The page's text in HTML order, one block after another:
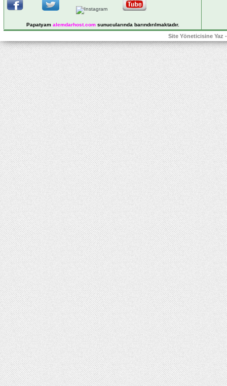
Papatyam alemdarhost.comsunucularında barındırılmaktadır.
Site Yöneticisine Yaz